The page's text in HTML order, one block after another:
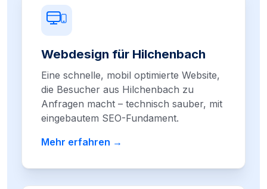
Webdesign für Hilchenbach
Eine schnelle, mobil optimierte Website,
die Besucher aus Hilchenbach zu
Anfragen macht – technisch sauber, mit
eingebautem SEO-Fundament.
Mehr erfahren →